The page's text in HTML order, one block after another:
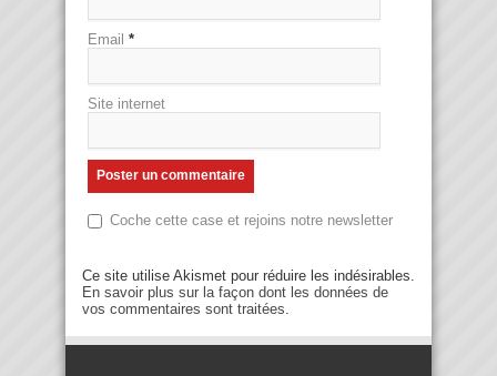
Email *
Site internet
Coche cette case et rejoins notre newsletter
Ce site utilise Akismet pour réduire les indésirables.
En savoir plus sur la façon dont les données de
vos commentaires sont traitées